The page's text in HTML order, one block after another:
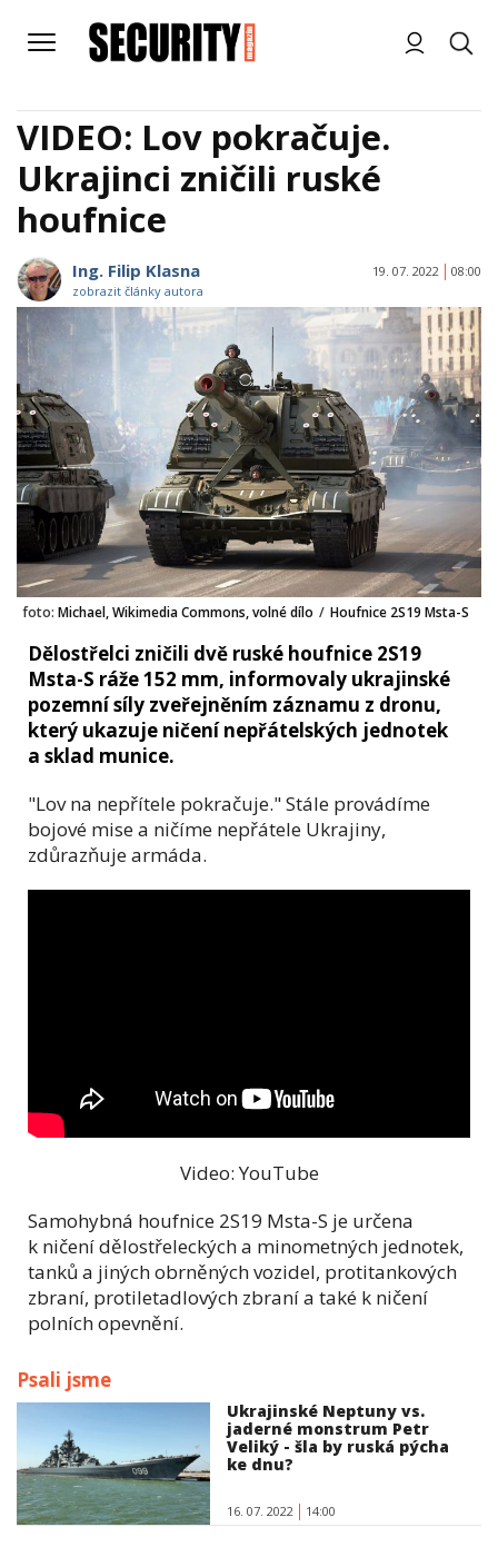
VIDEO: Lov pokračuje.
Ukrajinci zničili ruské
houfnice
Ing. Filip Klasna
zobrazit články autora
19. 07. 2022 08:00
foto: Michael, Wikimedia Commons, volné dílo / Houfnice 2S19 Msta-S
Dělostřelci zničili dvě ruské houfnice 2S19
Msta-S ráže 152 mm, informovaly ukrajinské
pozemní síly zveřejněním záznamu z dronu,
který ukazuje ničení nepřátelských jednotek
a sklad munice.
"Lov na nepřítele pokračuje." Stále provádíme
bojové mise a ničíme nepřátele Ukrajiny,
zdůrazňuje armáda.
Video: YouTube
Samohybná houfnice 2S19 Msta-S je určena
k ničení dělostřeleckých a minometných jednotek,
tanků a jiných obrněných vozidel, protitankových
zbraní, protiletadlových zbraní a také k ničení
polních opevnění.
Psali jsme
Ukrajinské Neptuny vs.
jaderné monstrum Petr
Veliký - šla by ruská pýcha
ke dnu?
16. 07. 2022 14:00